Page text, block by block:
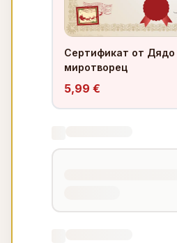
Сертификат от Дядо
миротворец
5,99 €